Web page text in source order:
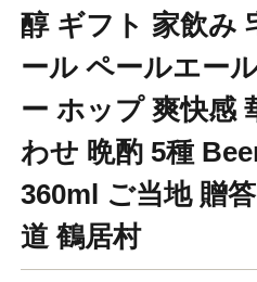
醇 ギフト 家飲み
ール ペールエー
ー ホップ 爽快感
わせ 晩酌 5種
360ml ご当地 贈
道 鶴居村